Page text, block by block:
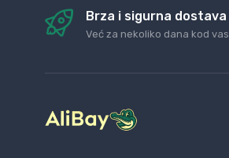
Brza i sigurna dostava
Već za nekoliko dana kod vas